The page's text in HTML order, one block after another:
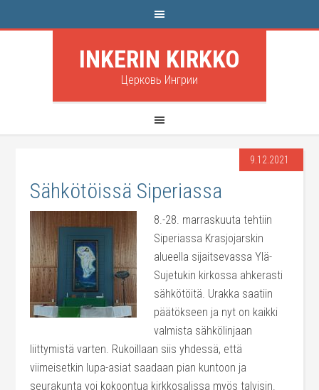
INKERIN KIRKKO
Церковь Ингрии
9.12.2021
Sähkötöissä Siperiassa
8.-28. marraskuuta tehtiin
Siperiassa Krasjojarskin
alueella sijaitsevassa Ylä-
Sujetukin kirkossa ahkerasti
sähkötöitä. Urakka saatiin
päätökseen ja nyt on kaikki
valmista sähkölinjaan
liittymistä varten. Rukoillaan siis yhdessä, että
viimeisetkin lupa-asiat saadaan pian kuntoon ja
seurakunta voi kokoontua kirkkosalissa myös talvisin.